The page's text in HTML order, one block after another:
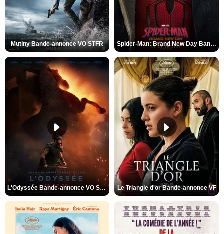
Mutiny Bande-annonce VO STFR Spider-Man: Brand New Day Bande-annonce VO STFR
L'Odyssée Bande-annonce VO STFR Le Triangle d'or Bande-annonce VF